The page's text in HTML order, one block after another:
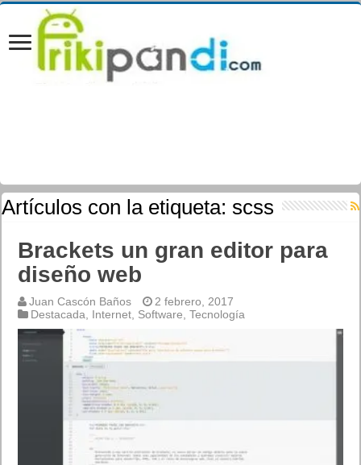
Artículos con la etiqueta:scss
Brackets un gran editor para
diseño web
Juan Cascón Baños
2 febrero, 2017
Destacada
Internet Software ,Tecnología